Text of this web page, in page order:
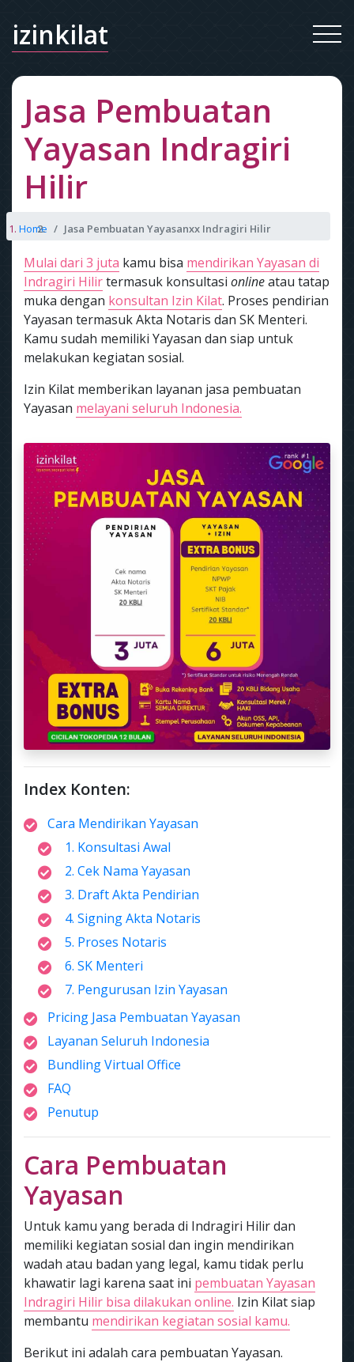
izinkilat
Jasa Pembuatan
Yayasan Indragiri
Hilir
Home Jasa Pembuatan Yayasanxx Indragiri Hilir
Mulai dari 3 juta kamu bisa mendirikan Yayasan di
Indragiri Hilirtermasuk konsultasi onlineatau tatap
muka dengan konsultan Izin Kilat. Proses pendirian
Yayasan termasuk Akta Notaris dan SK Menteri.
Kamu sudah memiliki Yayasan dan siap untuk
melakukan kegiatan sosial.
Izin Kilat memberikan layanan jasa pembuatan
Yayasan melayani seluruh Indonesia.
Index Konten:
Cara Mendirikan Yayasan
1. Konsultasi Awal
2. Cek Nama Yayasan
3. Draft Akta Pendirian
4. Signing Akta Notaris
5. Proses Notaris
6. SK Menteri
7. Pengurusan Izin Yayasan
Pricing Jasa Pembuatan Yayasan
Layanan Seluruh Indonesia
Bundling Virtual Office
FAQ
Penutup
Cara Pembuatan
Yayasan
Untuk kamu yang berada di Indragiri Hilir dan
memiliki kegiatan sosial dan ingin mendirikan
wadah atau badan yang legal, kamu tidak perlu
khawatir lagi karena saat ini pembuatan Yayasan
Indragiri Hilir bisa dilakukan online. Izin Kilat siap
membantu mendirikan kegiatan sosial kamu.
Berikut ini adalah cara pembuatan Yayasan.